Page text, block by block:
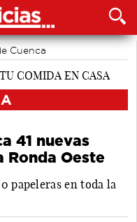
Cuenca
41 nuevas
Ronda Oeste
papeleras en toda la